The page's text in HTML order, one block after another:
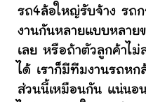
รถ4ล้อใหญ่รับจ้าง รถก
งานกันหลายแบบหลาย
เลย หรือถ้าตัวลูกค้าไม่
ได้ เราก็มีทีมงานรถหก
ส่วนนี้เหมือนกัน แน่นอ